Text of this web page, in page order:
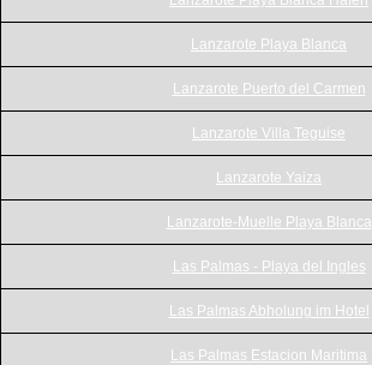
Lanzarote Playa Blanca
Lanzarote Puerto del Carmen
Lanzarote Villa Teguise
Lanzarote Yaiza
Lanzarote-Muelle Playa Blanca
Las Palmas - Playa del Ingles
Las Palmas Abholung im Hotel
Las Palmas Estacion Maritima